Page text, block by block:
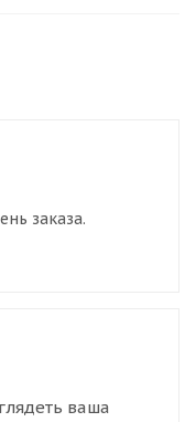
заказа.
ваша